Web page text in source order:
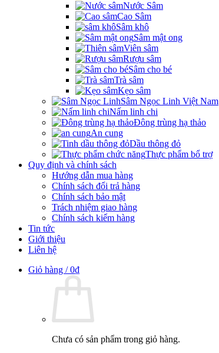
Nước Sâm
Cao Sâm
Sâm khô
Sâm mật ong
Viên sâm
Rượu sâm
Sâm cho bé
Trà sâm
Kẹo sâm
Sâm Ngọc Linh Việt Nam
Nấm linh chi
Đông trùng hạ thảo
An cung
Dầu thông đỏ
Thực phẩm bổ trợ
Quy định và chính sách
Hướng dẫn mua hàng
Chính sách đổi trả hàng
Chính sách bảo mật
Trách nhiệm giao hàng
Chính sách kiểm hàng
Tin tức
Giới thiệu
Liên hệ
Giỏ hàng /0₫
Chưa có sản phẩm trong giỏ hàng.